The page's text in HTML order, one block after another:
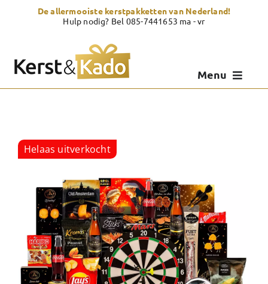
De allermooiste kerstpakketten van Nederland!
Hulp nodig? Bel 085-7441653 ma - vr
Menu
Showroom
Over Kerst & Kado
Helaas uitverkocht